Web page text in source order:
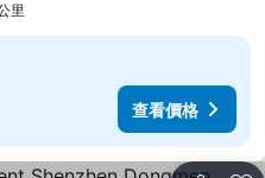
里
查看價格